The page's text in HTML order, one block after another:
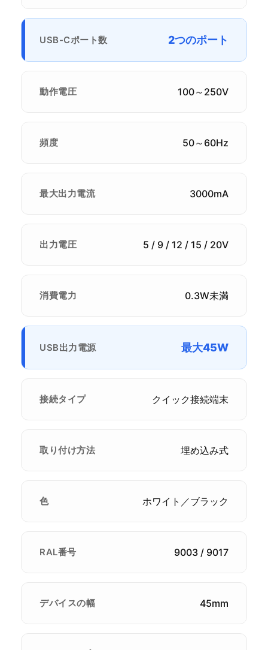
USB-Cポート数 2つのポート
動作電圧 100～250V
頻度 50～60Hz
最大出力電流 3000mA
出力電圧 5 / 9 / 12 / 15 / 20V
消費電力 0.3W未満
USB出力電源 最大45W
接続タイプ クイック接続端末
取り付け方法 埋め込み式
色 ホワイト／ブラック
RAL番号 9003 / 9017
デバイスの幅 45mm